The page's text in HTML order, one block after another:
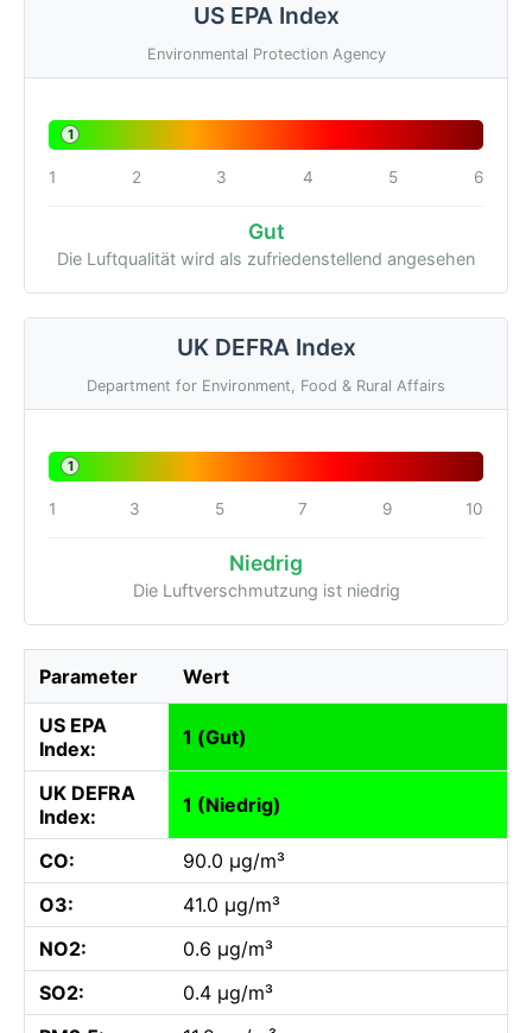
US EPA Index
Environmental Protection Agency
1
1 2 3 4 5 6
Gut
Die Luftqualität wird als zufriedenstellend angesehen
UK DEFRA Index
Department for Environment, Food & Rural Affairs
1
1 3 5 7 9 10
Niedrig
Die Luftverschmutzung ist niedrig
Parameter Wert
US EPA
Index:
1 (Gut)
UK DEFRA
Index:
1 (Niedrig)
CO:
90.0 µg/m³
O3:
41.0 µg/m³
NO2:
0.6 µg/m³
SO2:
0.4 µg/m³